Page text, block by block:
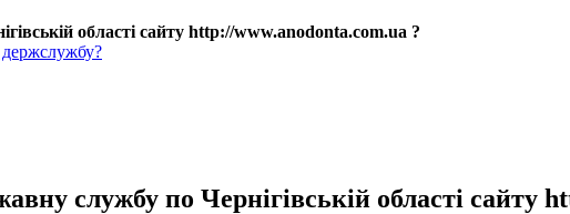
області сайту http://www.anodonta.com.ua ?
держслужбу?
службу по Чернігівській області сайту